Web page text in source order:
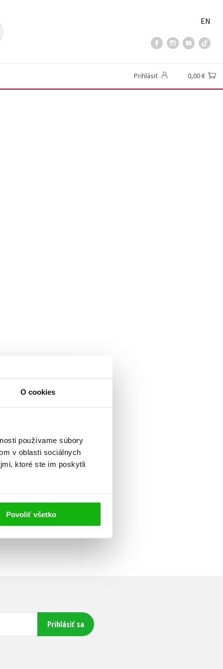
O cookies
používame súbory
v oblasti sociálnych
ktoré ste im poskytli
Povoliť všetko
EN
Prihlásiť 0,00 €
Prihlásiť sa